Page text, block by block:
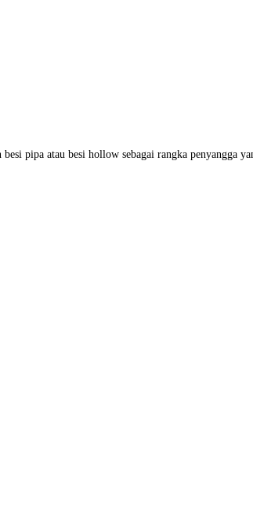
pipa atau besi hollow sebagai rangka penyangga